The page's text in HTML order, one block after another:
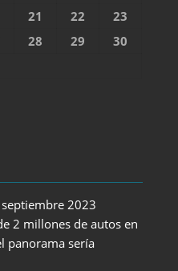
21 22
23
28 29
30
2023
2 millones de autos en
panorama sería